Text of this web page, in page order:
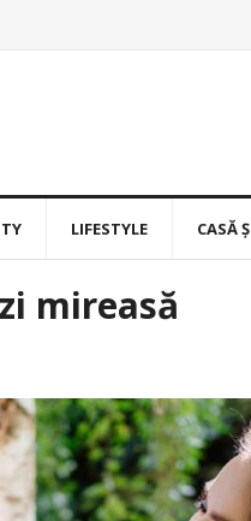
LIFESTYLE CASĂ
mireasă